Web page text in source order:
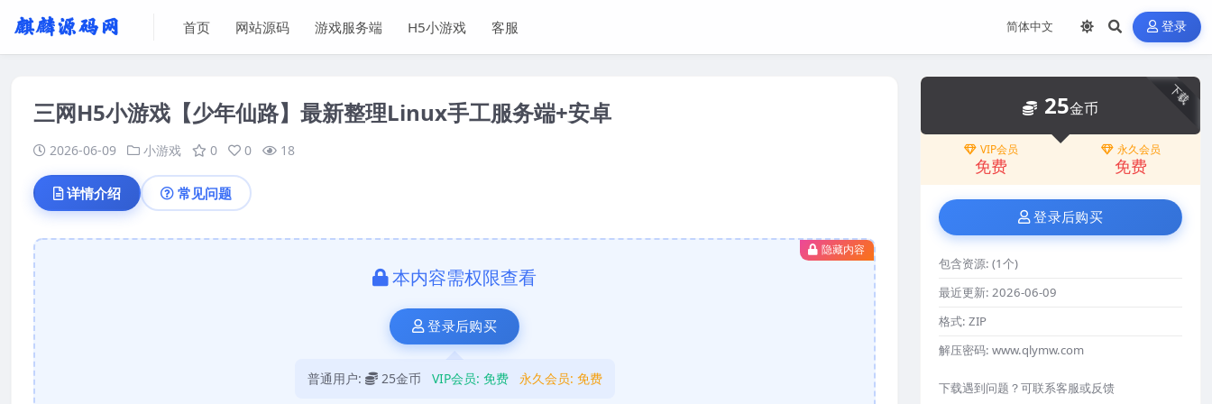
首页 网站源码 游戏服务端 H5小游戏 客服 登录
三网H5小游戏【少年仙路】最新整理Linux手工服务端+安卓
2026-06-09 小游戏 0 0 18
详情介绍 常见问题
隐藏内容
本内容需权限查看
登录后购买
普通用户: 25金币 VIP会员: 免费 永久会员: 免费
下载
25金币
VIP会员
免费
永久会员
免费
登录后购买
包含资源: (1个)
最近更新: 2026-06-09
格式: ZIP
解压密码: www.qlymw.com
下载遇到问题？可联系客服或反馈